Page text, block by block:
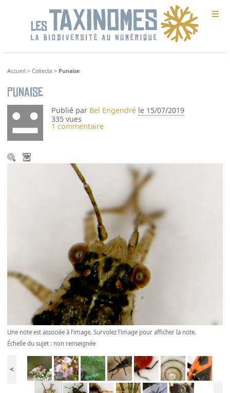
≡
Accueil >Collecte > Punaise
Punaise
Publié par Bel Engendré le 15/07/2019
335 vues
1 commentaire
Une note est associée à l’image. Survolez l’image pour afficher la note.
Échelle du sujet : non renseignée
<